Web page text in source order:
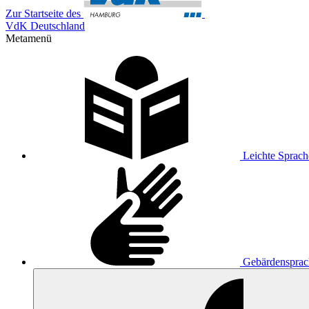
Zur Startseite des
VdK Deutschland
Metamenü
Leichte